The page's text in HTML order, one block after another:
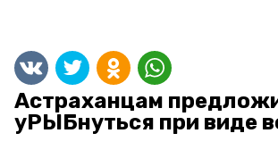
Астраханцам
уРЫБнуться при виде